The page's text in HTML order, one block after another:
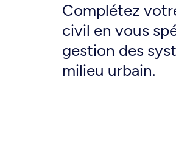
Complétez
civil en vous
gestion des
milieu urbain.